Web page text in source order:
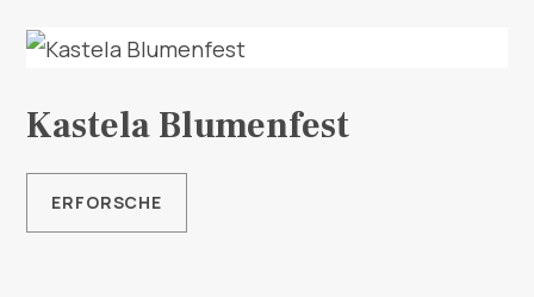
de
Kastela Blumenfest
ERFORSCHE